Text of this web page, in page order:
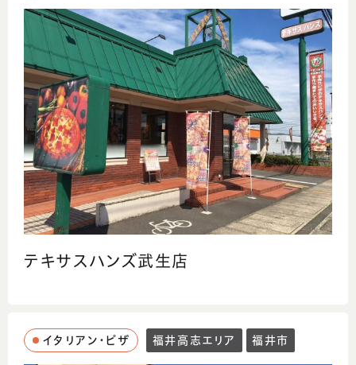
テキサスハンズ武生店
イタリアン・ピザ 福井高志エリア 福井市